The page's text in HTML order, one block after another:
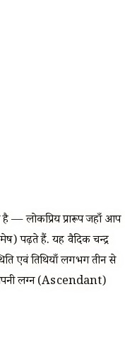
है — लोकप्रिय प्रारूप जहाँ आप
पढ़ते हैं. यह वैदिक चन्द्र
एवं तिथियाँ लगभग तीन से
अपनी लग्न (Ascendant)